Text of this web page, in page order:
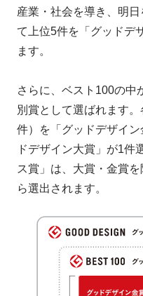
産業・社会を​導き、​明
て​上位5件を​「グッドデ
ます。​
さらに、​ベスト100の​中
別賞と​して​選ばれます
件）を​「グッドデザイ
ドデザイン大賞」が​1件
ス賞」は、​大賞・金賞
ら​選出されます。​